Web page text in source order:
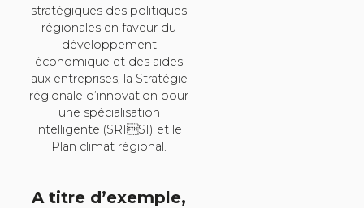
stratégiques des politiques
régionales en faveur du
développement
économique et des aides
aux entreprises, la Stratégie
régionale d’innovation pour
une spécialisation
intelligente (SRISI) et le
Plan climat régional.
A titre d’exemple,